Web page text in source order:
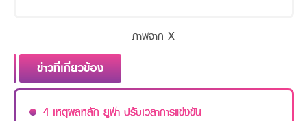
ภาพจาก X
ข่าวที่เกี่ยวข้อง
4 เหตุผลหลัก ยูฟ่า ปรับเวลาการแข่งขัน